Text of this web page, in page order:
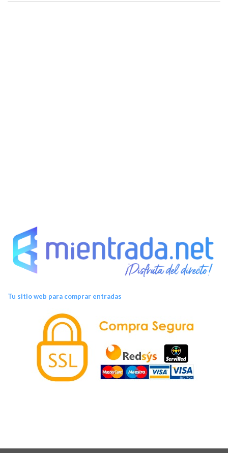
Tu sitio web para comprar entradas